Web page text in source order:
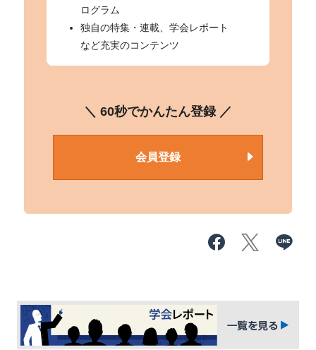
ログラム
独自の特集・連載、学会レポート
など充実のコンテンツ
＼ 60秒でかんたん登録 ／
会員登録